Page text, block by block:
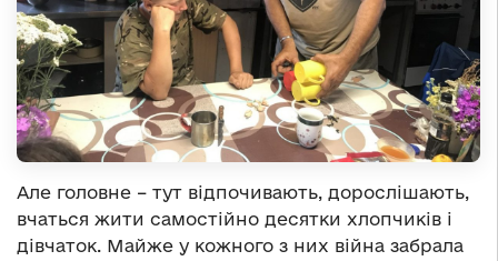
Але головне – тут відпочивають, дорослішають,
вчаться жити самостійно десятки хлопчиків і
дівчаток. Майже у кожного з них війна забрала